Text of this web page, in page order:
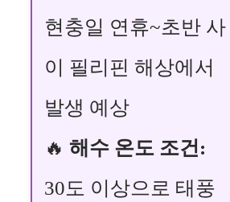
현충일 연휴~초반 사
이 필리핀 해상에서
발생 예상
🔥 해수 온도 조건:
30도 이상으로 태풍